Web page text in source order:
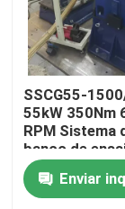
Controle de
Contacte-
Notícias
Casos
SSCG55-
55kW 350Nm
RPM Sistema
banco de
motor a
Enviar